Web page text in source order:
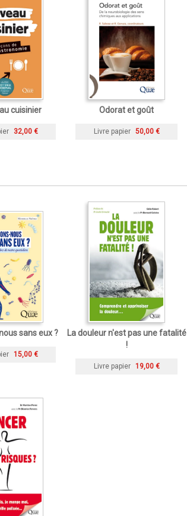
cuisinier
32,00 €
Odorat et goût
Livre papier 50,00 €
sans eux ?
15,00 €
La douleur n'est pas une fatalité
!
Livre papier 19,00 €